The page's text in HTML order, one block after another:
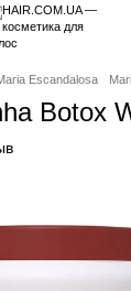
Escandalosa
Botox